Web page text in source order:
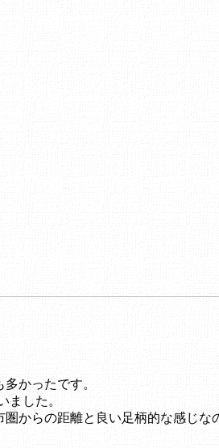
かったです。
ました。
圏からの距離と良い足柄的な感じな